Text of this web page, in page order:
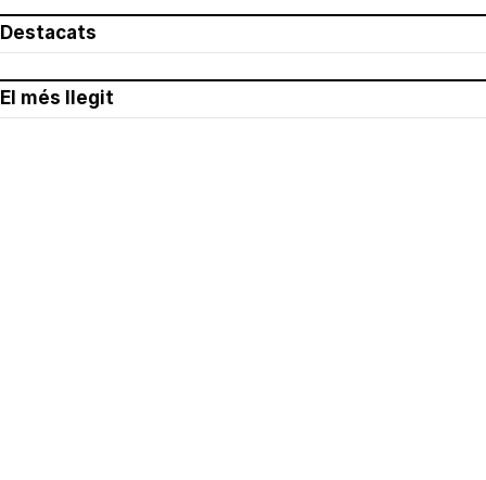
Destacats
El més llegit